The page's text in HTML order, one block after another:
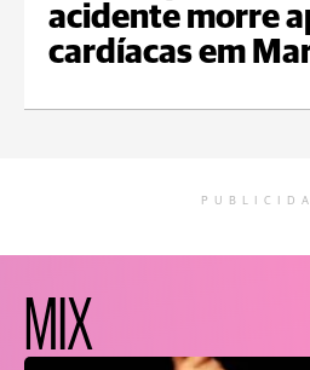
acidente morre
cardíacas em
MIX